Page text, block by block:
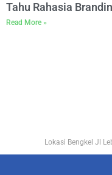
Tahu Rahasia
Read More »
Lokasi Bengkel Jl